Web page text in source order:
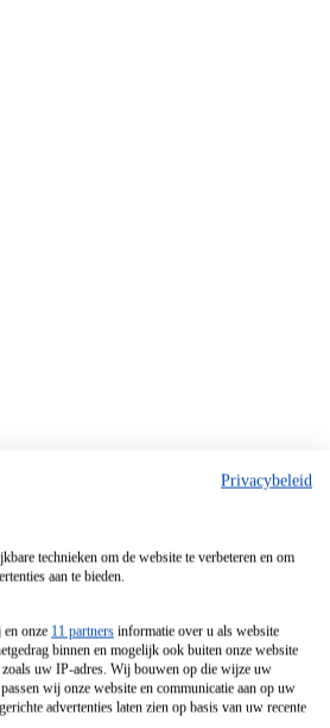
Privacybeleid
technieken om de website te verbeteren en om
aan te bieden.
onze 11 partners informatie over u als website
binnen en mogelijk ook buiten onze website
zoals uw IP-adres. Wij bouwen op die wijze uw
wij onze website en communicatie aan op uw
advertenties laten zien op basis van uw recente